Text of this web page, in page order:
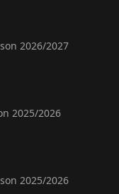
2026/2027
2025/2026
2025/2026